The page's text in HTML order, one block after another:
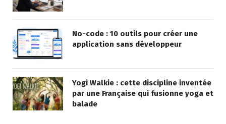
No-code : 10 outils pour créer une
application sans développeur
Yogi Walkie : cette discipline inventée
par une Française qui fusionne yoga et
balade